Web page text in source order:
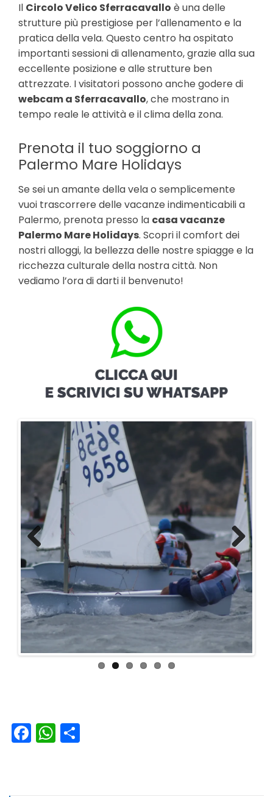
Il Circolo Velico Sferracavallo è una delle
strutture più prestigiose per l’allenamento e la
pratica della vela. Questo centro ha ospitato
importanti sessioni di allenamento, grazie alla sua
eccellente posizione e alle strutture ben
attrezzate. I visitatori possono anche godere di
webcam a Sferracavallo, che mostrano in
tempo reale le attività e il clima della zona.
Prenota il tuo soggiorno a
Palermo Mare Holidays
Se sei un amante della vela o semplicemente
vuoi trascorrere delle vacanze indimenticabili a
Palermo, prenota presso la casa vacanze
Palermo Mare Holidays. Scopri il comfort dei
nostri alloggi, la bellezza delle nostre spiagge e la
ricchezza culturale della nostra città. Non
vediamo l’ora di darti il benvenuto!
Previous Next
Facebook
WhatsApp